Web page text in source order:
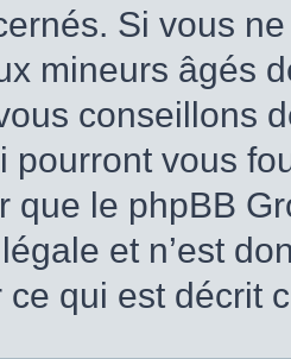
Si vous
mineurs âgés
conseillons
pourront vous
que le phpBB
et n’est
ce qui est décrit